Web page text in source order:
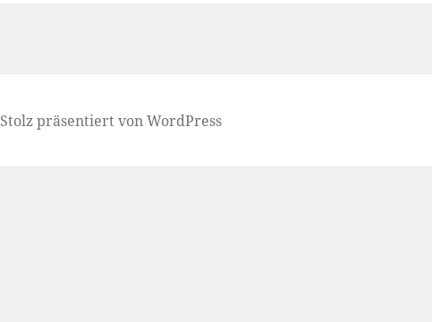
Stolz präsentiert von WordPress